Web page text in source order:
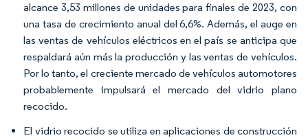
alcance 3,53 millones de unidades para finales de 2023, con
una tasa de crecimiento anual del 6,6%. Además, el auge en
las ventas de vehículos eléctricos en el país se anticipa que
respaldará aún más la producción y las ventas de vehículos.
Por lo tanto, el creciente mercado de vehículos automotores
probablemente impulsará el mercado del vidrio plano
recocido.
El vidrio recocido se utiliza en aplicaciones de construcción